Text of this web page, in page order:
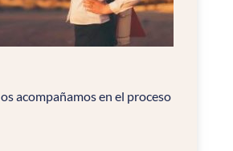
os acompañamos en el proceso